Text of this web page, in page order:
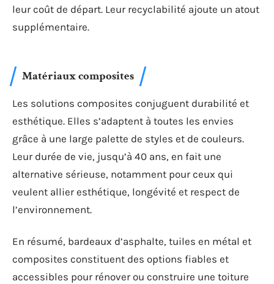
leur coût de départ. Leur recyclabilité ajoute un atout
supplémentaire.
Matériaux composites
Les solutions composites conjuguent durabilité et
esthétique. Elles s’adaptent à toutes les envies
grâce à une large palette de styles et de couleurs.
Leur durée de vie, jusqu’à 40 ans, en fait une
alternative sérieuse, notamment pour ceux qui
veulent allier esthétique, longévité et respect de
l’environnement.
En résumé, bardeaux d’asphalte, tuiles en métal et
composites constituent des options fiables et
accessibles pour rénover ou construire une toiture